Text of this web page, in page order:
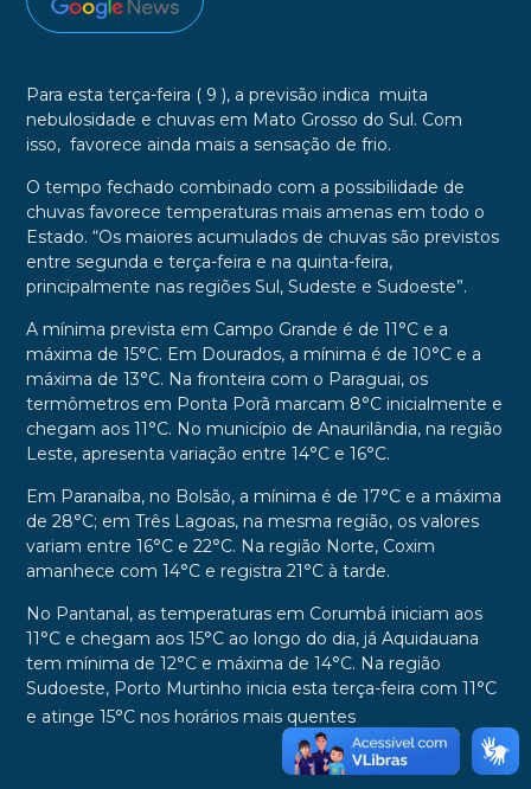
Para esta terça-feira ( 9 ), a previsão indica muita
nebulosidade e chuvas em Mato Grosso do Sul. Com
isso, favorece ainda mais a sensação de frio.
O tempo fechado combinado com a possibilidade de
chuvas favorece temperaturas mais amenas em todo o
Estado. “Os maiores acumulados de chuvas são previstos
entre segunda e terça-feira e na quinta-feira,
principalmente nas regiões Sul, Sudeste e Sudoeste”.
A mínima prevista em Campo Grande é de 11°C e a
máxima de 15°C. Em Dourados, a mínima é de 10°C e a
máxima de 13°C. Na fronteira com o Paraguai, os
termômetros em Ponta Porã marcam 8°C inicialmente e
chegam aos 11°C. No município de Anaurilândia, na região
Leste, apresenta variação entre 14°C e 16°C.
Em Paranaíba, no Bolsão, a mínima é de 17°C e a máxima
de 28°C; em Três Lagoas, na mesma região, os valores
variam entre 16°C e 22°C. Na região Norte, Coxim
amanhece com 14°C e registra 21°C à tarde.
No Pantanal, as temperaturas em Corumbá iniciam aos
11°C e chegam aos 15°C ao longo do dia, já Aquidauana
tem mínima de 12°C e máxima de 14°C. Na região
Sudoeste, Porto Murtinho inicia esta terça-feira com 11°C
e atinge 15°C nos horários mais quentes.